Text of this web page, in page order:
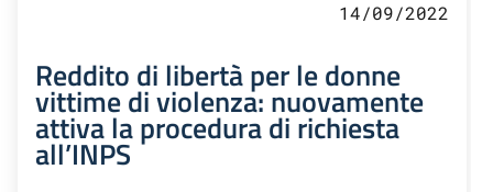
14/09/2022
Reddito di libertà per le donne
vittime di violenza: nuovamente
attiva la procedura di richiesta
all’INPS